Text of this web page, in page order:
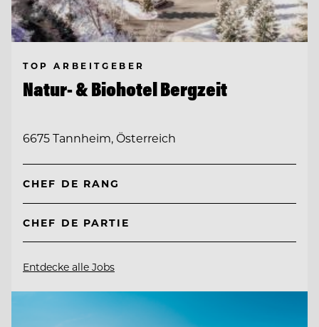
TOP ARBEITGEBER
Natur- & Biohotel Bergzeit
6675 Tannheim, Österreich
CHEF DE RANG
CHEF DE PARTIE
Entdecke alle Jobs